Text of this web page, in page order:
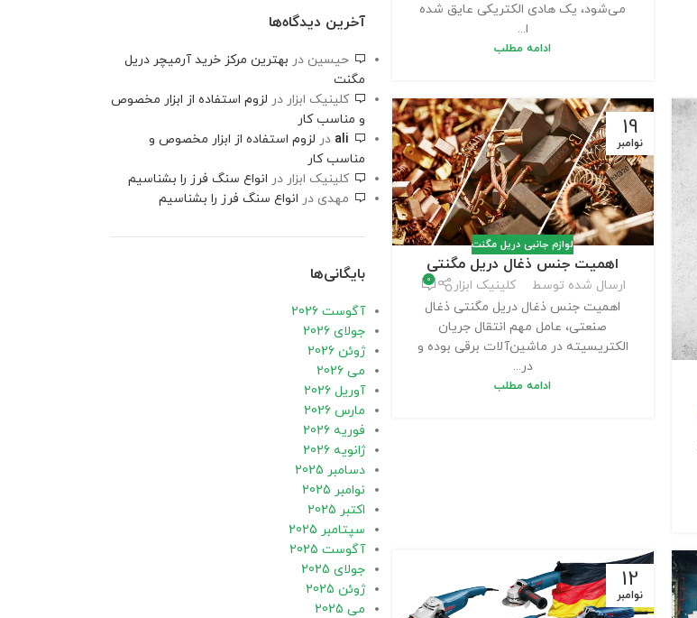
می‌شود، یک هادی الکتریکی عایق شده
ا...
ادامه مطلب
19
نوامبر
لوازم جانبی دریل مگنت
اهمیت جنس ذغال دریل مگنتی
ارسال شده توسط کلینیک ابزار 0
اهمیت جنس ذغال دریل مگنتی ذغال
صنعتی، عامل مهم انتقال جریان
الکتریسیته در ماشین‌آلات برقی بوده و
در...
ادامه مطلب
12
نوامبر
آخرین دیدگاه‌ها
حیسین در بهترین مرکز خرید آرمیچر دریل
مگنت
کلینیک ابزار در لزوم استفاده از ابزار مخصوص
و مناسب کار
ali در لزوم استفاده از ابزار مخصوص و
مناسب کار
کلینیک ابزار در انواع سنگ فرز را بشناسیم
مهدی در انواع سنگ فرز را بشناسیم
بایگانی‌ها
آگوست 2026
جولای 2026
ژوئن 2026
می 2026
آوریل 2026
مارس 2026
فوریه 2026
ژانویه 2026
دسامبر 2025
نوامبر 2025
اکتبر 2025
سپتامبر 2025
آگوست 2025
جولای 2025
ژوئن 2025
می 2025